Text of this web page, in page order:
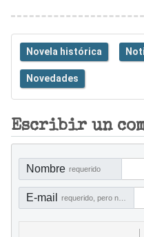
Novela histórica
Novedades
Escribir un
Nombre requerido
E-mail